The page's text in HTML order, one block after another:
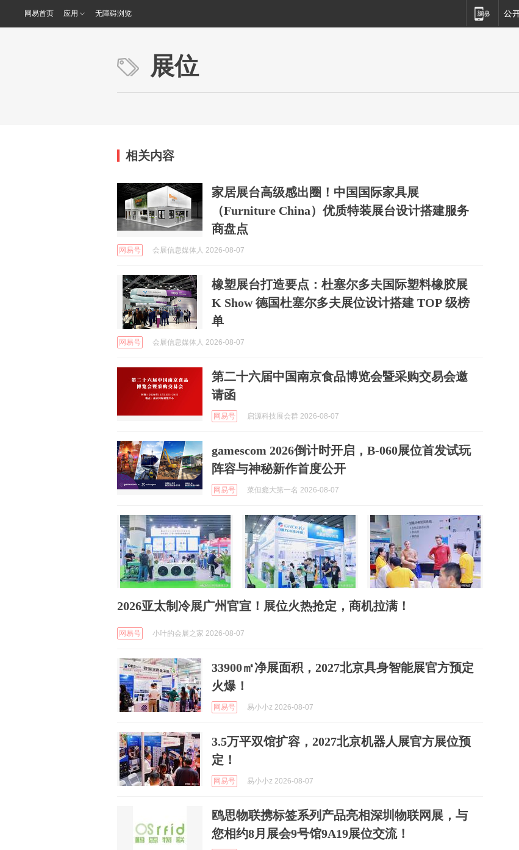
网易首页 应用 无障碍浏览
展位
相关内容
家居展台高级感出圈！中国国际家具展
（Furniture China）优质特装展台设计搭建服务
商盘点
网易号 会展信息媒体人 2026-08-07
橡塑展台打造要点：杜塞尔多夫国际塑料橡胶展
K Show 德国杜塞尔多夫展位设计搭建 TOP 级榜
单
网易号 会展信息媒体人 2026-08-07
第二十六届中国南京食品博览会暨采购交易会邀
请函
网易号 启源科技展会群 2026-08-07
gamescom 2026倒计时开启，B-060展位首发试玩
阵容与神秘新作首度公开
网易号 菜但瘾大第一名 2026-08-07
2026亚太制冷展广州官宣！展位火热抢定，商机拉满！
网易号 小叶的会展之家 2026-08-07
33900㎡净展面积，2027北京具身智能展官方预定
火爆！
网易号 易小小z 2026-08-07
3.5万平双馆扩容，2027北京机器人展官方展位预
定！
网易号 易小小z 2026-08-07
鸥思物联携标签系列产品亮相深圳物联网展，与
您相约8月展会9号馆9A19展位交流！